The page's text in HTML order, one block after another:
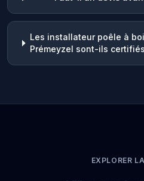
Les installateur poêle à
Prémeyzel sont-ils
EXPLORER